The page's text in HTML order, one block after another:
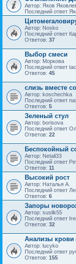
Автор: Яков
Последний ответ
Автор: Nosko
Последний ответ
Ответов: 37
Выбор смеси
Автор: Моркова
Последний ответ
Ответов: 45
слизь вместе
Автор: koschechka
Последний ответ
Ответов: 5
Зеленый стул
Автор: borisova
Последний ответ
Ответов: 22
Беспокойный
Автор: Netali33
Последний ответ
Ответов: 11
Высокий рост
Автор: Наталья А.
Последний ответ
Ответов: 6
Запоры
Автор: suslik55
Последний ответ
Ответов: 32
Анализы крови
Автор: lucyko
Последний ответ
Ответов: 155